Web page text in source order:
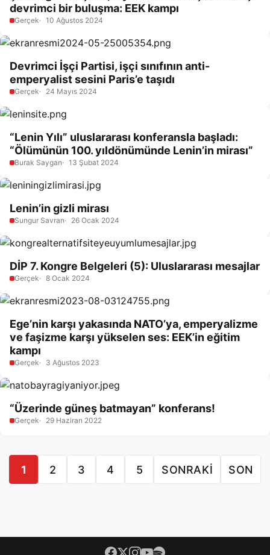
devrimci bir buluşma: EEK kampı
Gerçek 10 Ağustos 2024
Devrimci İşçi Partisi, işçi sınıfının anti-
emperyalist sesini Paris’e taşıdı
Gerçek 24 Mayıs 2024
“Lenin Yılı” uluslararası konferansla başladı:
“Ölümünün 100. yıldönümünde Lenin’in mirası”
Burak Saygan 13 Şubat 2024
Lenin’in gizli mirası
Sungur Savran 26 Ocak 2024
DİP 7. Kongre Belgeleri (5): Uluslararası mesajlar
Gerçek 8 Ocak 2024
Ege’nin karşı yakasında NATO’ya, emperyalizme
ve faşizme karşı yükselen ses: EEK’in eğitim
kampı
Gerçek 3 Ağustos 2023
“Üzerinde güneş batmayan” konferans!
Gerçek 29 Haziran 2022
1 2 3 4 5 SONRAKI SON